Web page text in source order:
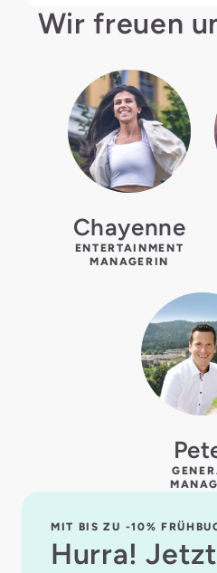
Wir freuen
Chayenne
ENTERTAINMENT
MANAGERIN
MIT BIS ZU -10%
Hurra! Jetzt